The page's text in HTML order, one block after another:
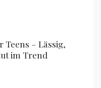
Teens – Lässig,
im Trend